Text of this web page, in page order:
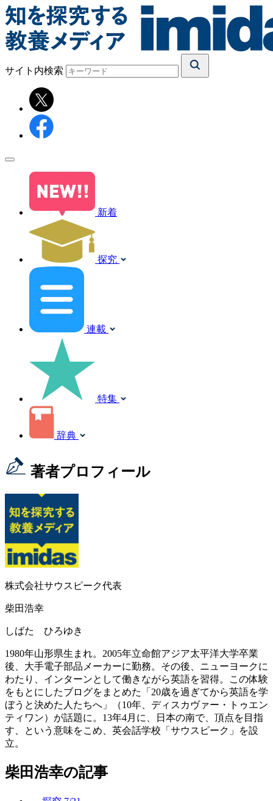
サイト内検索
新着
探究
連載
特集
辞典
著者プロフィール
株式会社サウスピーク代表
柴田浩幸
しばた ひろゆき
1980年山形県生まれ。2005年立命館アジア太平洋大学卒業
後、大手電子部品メーカーに勤務。その後、ニューヨークに
わたり、インターンとして働きながら英語を習得。この体験
をもとにしたブログをまとめた「20歳を過ぎてから英語を学
ぼうと決めた人たちへ」（10年、ディスカヴァー・トゥエン
ティワン）が話題に。13年4月に、日本の南で、頂点を目指
す、という意味をこめ、英会話学校「サウスピーク」を設
立。
柴田浩幸の記事